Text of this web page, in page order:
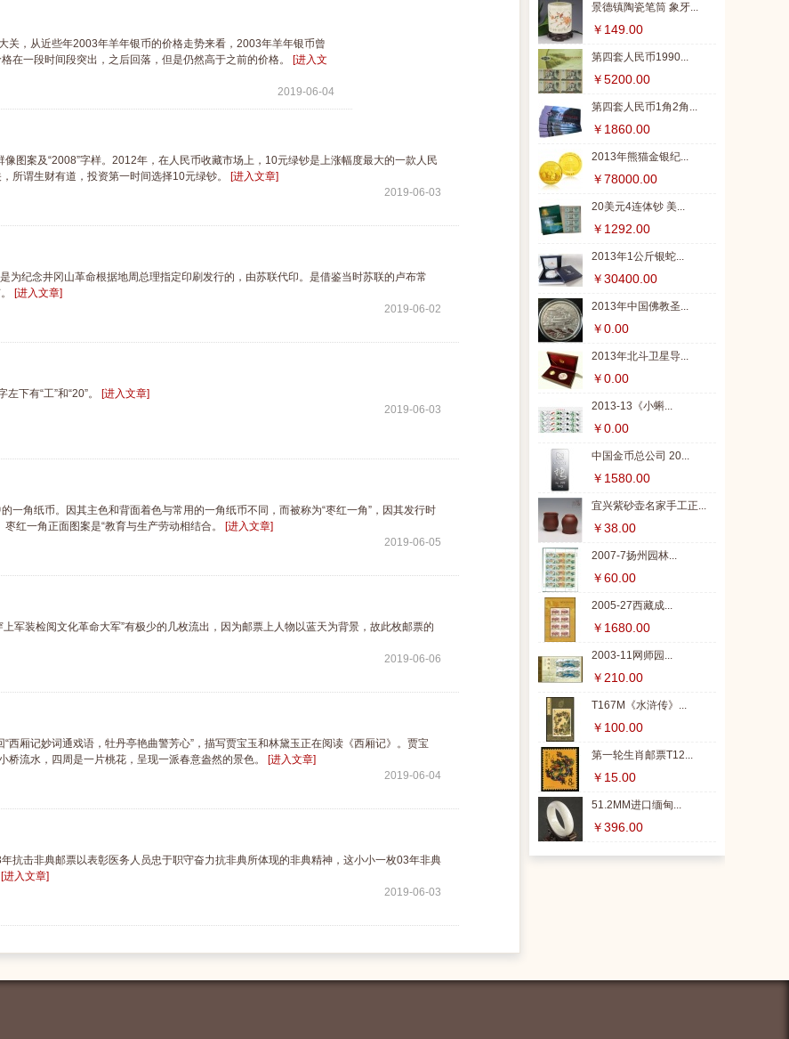
，从近些年2003年羊年银币的价格走势来看，2003年羊年银币曾
在一段时间段突出，之后回落，但是仍然高于之前的价格。 [进入文
2019-06-04
像图案及“2008”字样。2012年，在人民币收藏市场上，10元绿钞是上涨幅度最大的一款人民
所谓生财有道，投资第一时间选择10元绿钞。 [进入文章]
2019-06-03
为纪念井冈山革命根据地周总理指定印刷发行的，由苏联代印。是借鉴当时苏联的卢布常
[进入文章]
2019-06-02
下有“工”和“20”。 [进入文章]
2019-06-03
一角纸币。因其主色和背面着色与常用的一角纸币不同，而被称为“枣红一角”，因其发行时
红一角正面图案是“教育与生产劳动相结合。 [进入文章]
2019-06-05
军装检阅文化革命大军”有极少的几枚流出，因为邮票上人物以蓝天为背景，故此枚邮票的
2019-06-06
西厢记妙词通戏语，牡丹亭艳曲警芳心”，描写贾宝玉和林黛玉正在阅读《西厢记》。贾宝
桥流水，四周是一片桃花，呈现一派春意盎然的景色。 [进入文章]
2019-06-04
抗击非典邮票以表彰医务人员忠于职守奋力抗非典所体现的非典精神，这小小一枚03年非典
[进入文章]
2019-06-03
景德镇陶瓷笔筒 象牙...
￥149.00
第四套人民币1990...
￥5200.00
第四套人民币1角2角...
￥1860.00
2013年熊猫金银纪...
￥78000.00
20美元4连体钞 美...
￥1292.00
2013年1公斤银蛇...
￥30400.00
2013年中国佛教圣...
￥0.00
2013年北斗卫星导...
￥0.00
2013-13《小蝌...
￥0.00
中国金币总公司 20...
￥1580.00
宜兴紫砂壶名家手工正...
￥38.00
2007-7扬州园林...
￥60.00
2005-27西藏成...
￥1680.00
2003-11网师园...
￥210.00
T167M《水浒传》...
￥100.00
第一轮生肖邮票T12...
￥15.00
51.2MM进口缅甸...
￥396.00